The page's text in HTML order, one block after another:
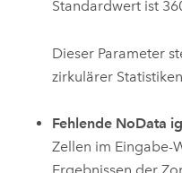
Standardwert ist
Dieser Parameter
zirkulärer
Fehlende NoData
Zellen im Eingabe-